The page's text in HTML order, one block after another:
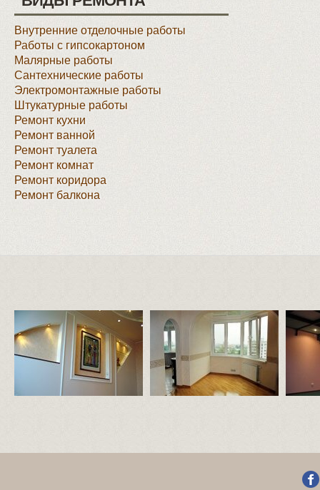
Внутренние отделочные работы
Работы с гипсокартоном
Малярные работы
Сантехнические работы
Электромонтажные работы
Штукатурные работы
Ремонт кухни
Ремонт ванной
Ремонт туалета
Ремонт комнат
Ремонт коридора
Ремонт балкона